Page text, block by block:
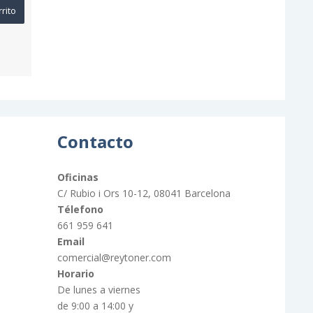
Contacto
Oficinas
C/ Rubio i Ors 10-12, 08041 Barcelona
Télefono
661 959 641
Email
comercial@reytoner.com
Horario
De lunes a viernes
de 9:00 a 14:00 y